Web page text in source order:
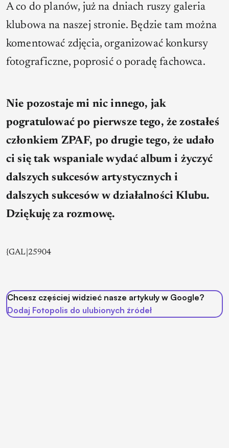
A co do planów, już na dniach ruszy galeria
klubowa na naszej stronie. Będzie tam można
komentować zdjęcia, organizować konkursy
fotograficzne, poprosić o poradę fachowca.
Nie pozostaje mi nic innego, jak
pogratulować po pierwsze tego, że zostałeś
członkiem ZPAF, po drugie tego, że udało
ci się tak wspaniale wydać album i życzyć
dalszych sukcesów artystycznych i
dalszych sukcesów w działalności Klubu.
Dziękuję za rozmowę.
{GAL|25904
Chcesz częściej widzieć nasze artykuły w Google?
Dodaj Fotopolis do ulubionych źródeł